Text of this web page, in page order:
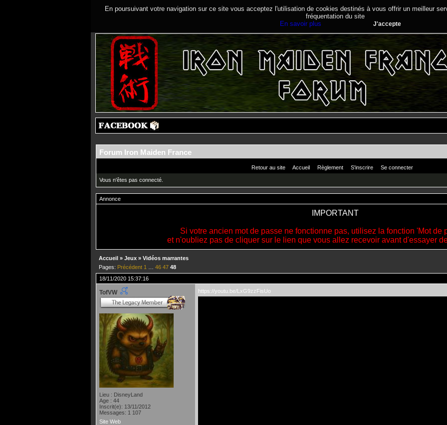
En poursuivant votre navigation sur ce site vous acceptez l'utilisation de cookies destinés à vous offrir un meilleur
fréquentation du site
En savoir plus
J'accepte
Forum Iron Maiden France
Retour au site Accueil Règlement S'inscrire Se connecter
Vous n'êtes pas connecté.
Annonce
IMPORTANT
Si votre ancien mot de passe ne fonctionne pas, utilisez la fonction 'Mot de
et n'oubliez pas de cliquer sur le lien que vous allez recevoir avant d'essayer
Accueil » Jeux » Vidéos marrantes
Pages: Précédent 1 46 47 48
18/11/2020 15:37:16
TofVW
Lieu : DisneyLand
Age : 44
Inscrit(e): 13/11/2012
Messages: 1 107
Site Web
https://youtu.be/LxG9zzFisUo